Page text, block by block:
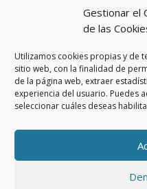
Gestionar el
de las
Utilizamos cookies propias y de
sitio web, con la finalidad de
de la página web, extraer
experiencia del usuario. Puedes
seleccionar cuáles deseas
enIndicadores
enDe cara al
Política de
Política